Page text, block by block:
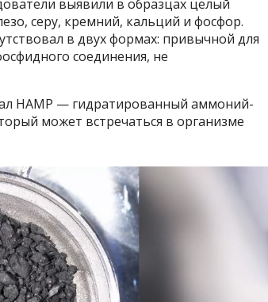
выявили в образцах целый
серу, кремний, кальций и фосфор.
в двух формах: привычной для
соединения, не
HAMP — гидратированный аммоний-
может встречаться в организме